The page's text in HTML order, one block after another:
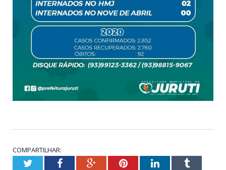
COMPARTILHAR:
TwitterFacebookGoogle+PinterestLinkedInTumblr